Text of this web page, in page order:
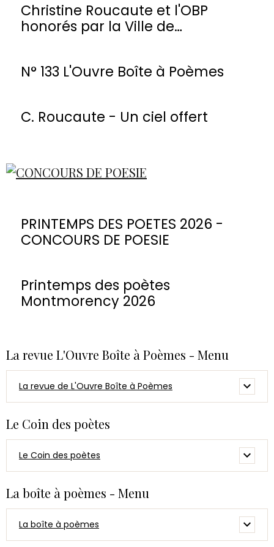
Christine Roucaute et l'OBP
honorés par la Ville de
N° 133 L'Ouvre Boîte à Poèmes
C. Roucaute - Un ciel offert
PRINTEMPS DES POETES 2026 -
CONCOURS DE POESIE
Printemps des poètes
Montmorency 2026
La revue L'Ouvre Boîte à Poèmes - Menu
La revue de L'Ouvre Boîte à Poèmes
Le Coin des poètes
Le Coin des poètes
La boîte à poèmes - Menu
La boîte à poèmes